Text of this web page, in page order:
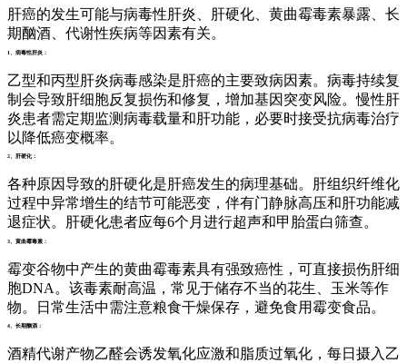
肝癌的发生可能与病毒性肝炎、肝硬化、黄曲霉毒素暴露、长
期酗酒、代谢性疾病等因素有关。
1、病毒性肝炎：
乙型和丙型肝炎病毒感染是肝癌的主要致病因素。病毒持续复
制会导致肝细胞反复损伤和修复，增加基因突变风险。慢性肝
炎患者需定期监测病毒载量和肝功能，必要时接受抗病毒治疗
以降低癌变概率。
2、肝硬化：
各种原因导致的肝硬化是肝癌发生的病理基础。肝组织纤维化
过程中异常增生的结节可能恶变，伴有门静脉高压和肝功能减
退症状。肝硬化患者应每6个月进行超声和甲胎蛋白筛查。
3、黄曲霉毒素：
霉变谷物中产生的黄曲霉毒素具有强致癌性，可直接损伤肝细
胞DNA。该毒素耐高温，常见于储存不当的花生、玉米等作
物。日常生活中需注意粮食干燥保存，避免食用霉变食品。
4、长期酗酒：
酒精代谢产物乙醛会诱发氧化应激和脂质过氧化，每日摄入乙